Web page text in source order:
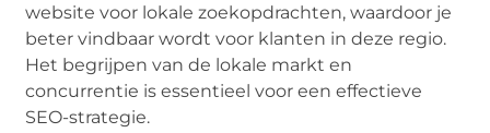
website voor lokale zoekopdrachten, waardoor je
beter vindbaar wordt voor klanten in deze regio.
Het begrijpen van de lokale markt en
concurrentie is essentieel voor een effectieve
SEO-strategie.